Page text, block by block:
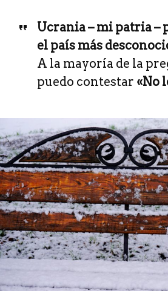
Ucrania – mi patria –
el país más
A la mayoría de la
puedo contestar «No